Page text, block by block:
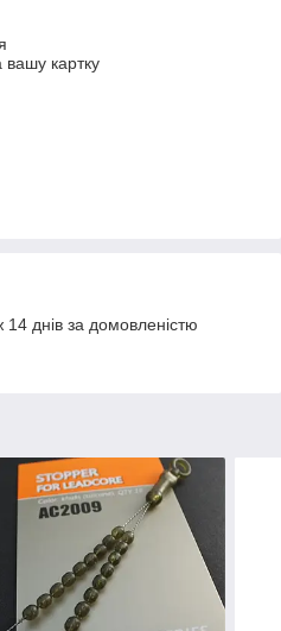
вашу картку
днів за домовленістю